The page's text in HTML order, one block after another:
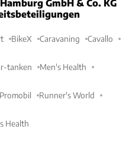
GmbH & Co. KG
BikeX Caravaning Cavallo
tanken Men's Health
Runner's World
Health